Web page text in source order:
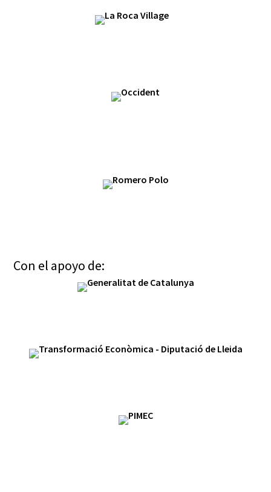
Con el apoyo de: